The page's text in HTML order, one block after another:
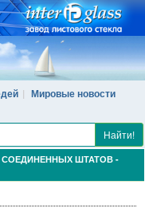
Мировые новости
Найти!
ШТАТОВ -